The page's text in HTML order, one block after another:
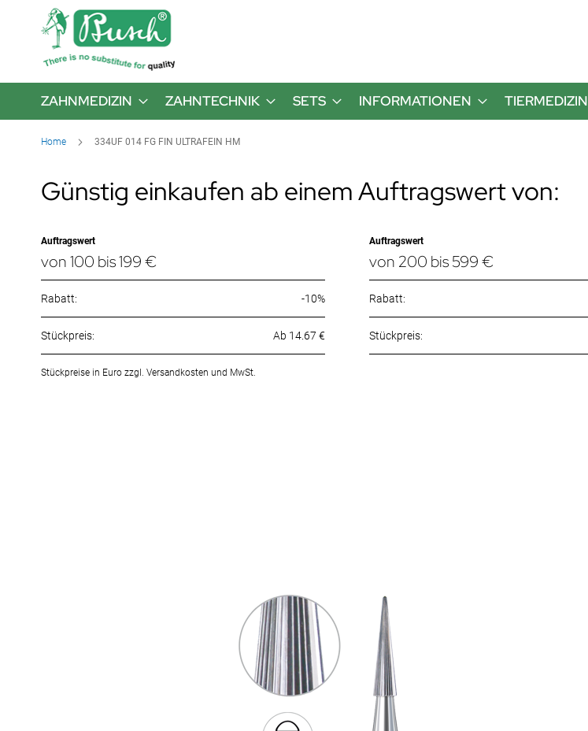
ZAHNMEDIZIN ZAHNTECHNIK SETS INFORMATIONEN TIERMEDIZIN
Home 334UF 014 FG FIN ULTRAFEIN HM
Günstig einkaufen ab einem Auftragswert von:
Auftragswert
von 100 bis 199 €
Auftragswert
von 200 bis 599 €
Rabatt: -10% Rabatt:
Ab 14.67 €
Stückpreise in Euro zzgl. Versandkosten und MwSt.